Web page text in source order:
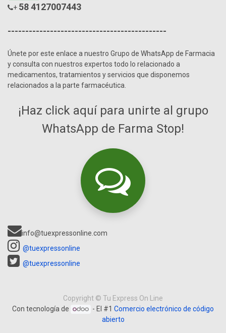
+ 58 4127007443
---------------------------------------------
Únete por este enlace a nuestro Grupo de WhatsApp de Farmacia
y consulta con nuestros expertos todo lo relacionado a
medicamentos, tratamientos y servicios que disponemos
relacionados a la parte farmacéutica.
¡Haz click aquí para unirte al grupo
WhatsApp de Farma Stop!
info@tuexpressonline.com
@tuexpressonline
@tuexpressonline
Copyright © Tu Express On Line
Con tecnología de
- El #1Comercio electrónico de código
abierto